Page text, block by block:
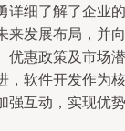
详细了解了企业
来发展布局，并
优惠政策及市场
，软件开发作为
互动，实现优势